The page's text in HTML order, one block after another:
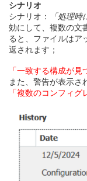
シナリオ
シナリオ：
「処理
効にして、複数の文
ると、ファイルはア
返されます；
「一致する構成が見
また、警告が表示さ
「複数のコンフィグ